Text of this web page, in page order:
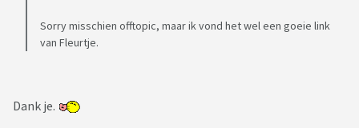
Sorry misschien offtopic, maar ik vond het wel een goeie link
van Fleurtje.
Dank je.